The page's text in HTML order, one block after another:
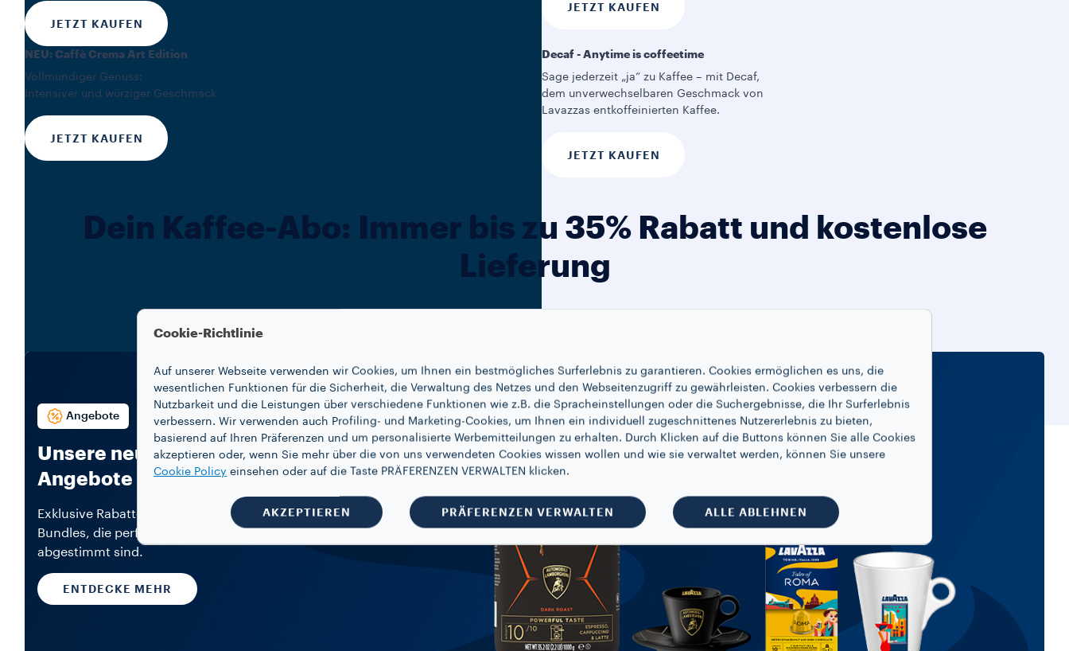
JETZT KAUFEN
JETZT KAUFEN
NEU: Caffè Crema Art Edition
Vollmundiger Genuss:
Intensiver und würziger Geschmack
JETZT KAUFEN
Decaf - Anytime is coffeetime
Sage jederzeit „ja“ zu Kaffee – mit Decaf,
dem unverwechselbaren Geschmack von
Lavazzas entkoffeinierten Kaffee.
JETZT KAUFEN
Dein Kaffee-Abo: Immer bis zu 35% Rabatt und kostenlose
Lieferung
Unsere neuen Lavazza
Angebote und Deals sind da!
Angebote
Exklusive Rabatte, praktische Vorteilspakete und
Bundles, die perfekt auf deine Bedürfnisse
abgestimmt sind.
ENTDECKE MEHR
Cookie-Richtlinie
Auf unserer Webseite verwenden wir Cookies, um Ihnen ein bestmögliches Surferlebnis zu garantieren. Cookies ermöglichen es uns, die
wesentlichen Funktionen für die Sicherheit, die Verwaltung des Netzes und den Webseitenzugriff zu gewährleisten. Cookies verbessern die
Nutzbarkeit und die Leistungen über verschiedene Funktionen wie z.B. die Spracheinstellungen oder die Suchergebnisse, die Ihr Surferlebnis
verbessern. Wir verwenden auch Profiling- und Marketing-Cookies, um Ihnen ein individuell zugeschnittenes Nutzererlebnis zu bieten,
basierend auf Ihren Präferenzen und um personalisierte Werbemitteilungen zu erhalten. Durch Klicken auf die Buttons können Sie alle Cookies
akzeptieren oder, wenn Sie mehr über die von uns verwendeten Cookies wissen wollen und wie sie verwaltet werden, können Sie unsere
Cookie Policy einsehen oder auf die Taste PRÄFERENZEN VERWALTEN klicken.
AKZEPTIEREN PRÄFERENZEN VERWALTEN ALLE ABLEHNEN